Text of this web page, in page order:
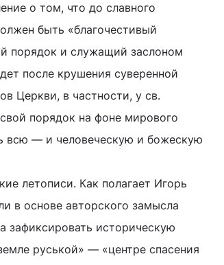
о том, что до славного
быть «благочестивый
порядок и служащий заслоном
после крушения суверенной
Церкви, в частности, у св.
порядок на фоне мирового
всю — и человеческую и божескую
летописи. Как полагает Игорь
в основе авторского замысла
зафиксировать историческую
руськой» — «центре спасения